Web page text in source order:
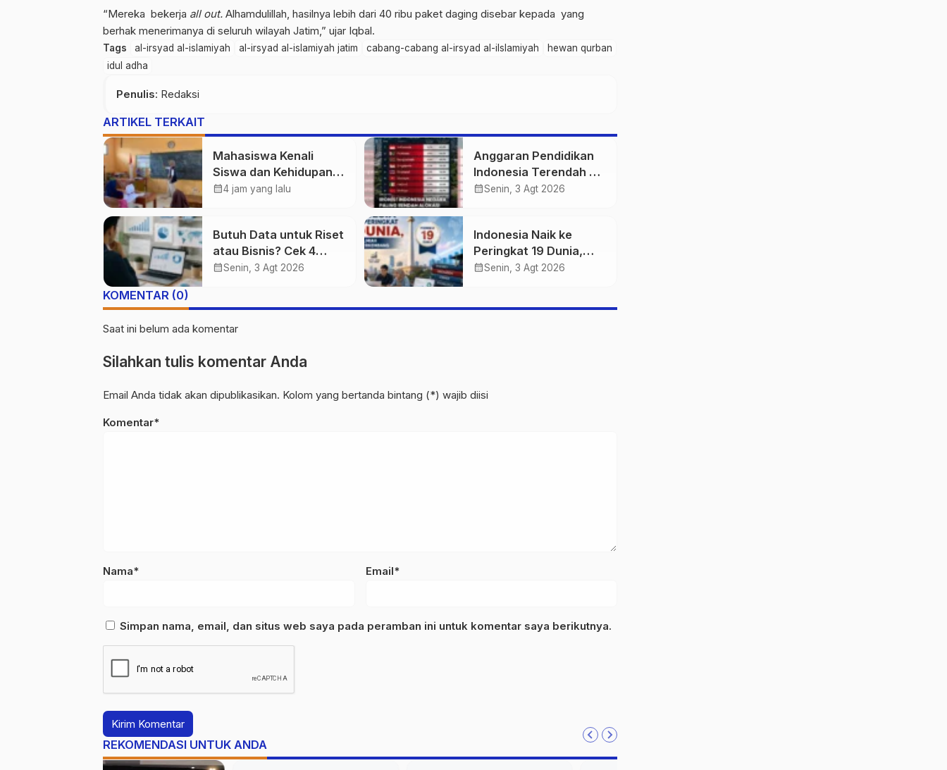
“Mereka bekerja all out. Alhamdulillah, hasilnya lebih dari 40 ribu paket daging disebar kepada yang
berhak menerimanya di seluruh wilayah Jatim,” ujar Iqbal.
Tags al-irsyad al-islamiyah al-irsyad al-islamiyah jatim cabang-cabang al-irsyad al-ilslamiyah
hewan qurban
idul adha
Penulis: Redaksi
ARTIKEL TERKAIT
Mahasiswa Kenali
Siswa dan Kehidupan
Warga Purwasedar
calendar_month4 jam yang lalu
Anggaran Pendidikan
Indonesia Terendah di
40 Ekonomi Dunia,
Besar
calendar_monthSenin, 3 Agt 2026
Butuh Data untuk Riset
atau Bisnis? Cek 4
Website Terpercaya Ini
calendar_monthSenin, 3 Agt 2026
Indonesia Naik ke
Peringkat 19 Dunia,
Publikasi Ilmiah
calendar_monthSenin, 3 Agt 2026
KOMENTAR (0)
Saat ini belum ada komentar
Silahkan tulis komentar Anda
Email Anda tidak akan dipublikasikan. Kolom yang bertanda bintang (*) wajib diisi
Komentar*
Nama* Email*
Simpan nama, email, dan situs web saya pada peramban ini untuk komentar saya berikutnya.
REKOMENDASI UNTUK ANDA